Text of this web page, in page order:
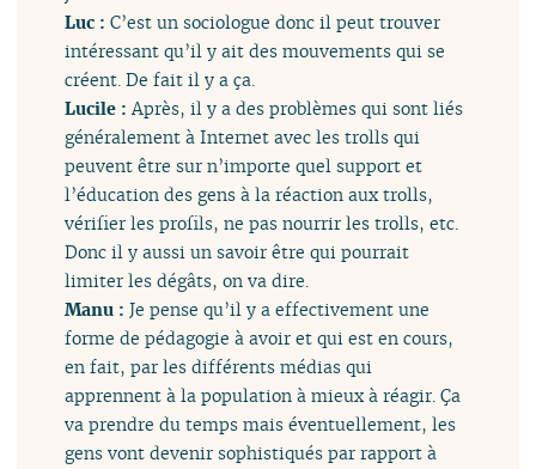
Luc :C’est un sociologue donc il peut trouver
intéressant qu’il y ait des mouvements qui se
créent. De fait il y a ça.
Lucile :Après, il y a des problèmes qui sont liés
généralement à Internet avec les trolls qui
peuvent être sur n’importe quel support et
l’éducation des gens à la réaction aux trolls,
vérifier les profils, ne pas nourrir les trolls, etc.
Donc il y aussi un savoir être qui pourrait
limiter les dégâts, on va dire.
Manu :Je pense qu’il y a effectivement une
forme de pédagogie à avoir et qui est en cours,
en fait, par les différents médias qui
apprennent à la population à mieux à réagir. Ça
va prendre du temps mais éventuellement, les
gens vont devenir sophistiqués par rapport à